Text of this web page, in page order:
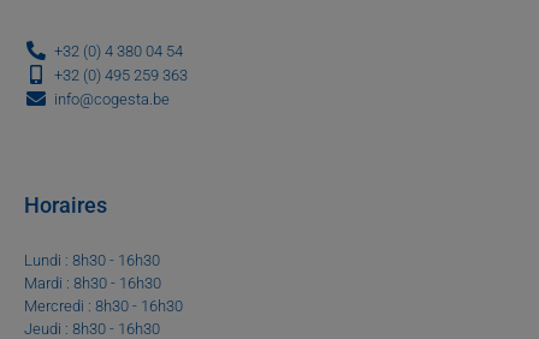
+32 (0) 4 380 04 54
+32 (0) 495 259 363
info@cogesta.be
Horaires
Lundi : 8h30 - 16h30
Mardi : 8h30 - 16h30
Mercredi : 8h30 - 16h30
Jeudi : 8h30 - 16h30